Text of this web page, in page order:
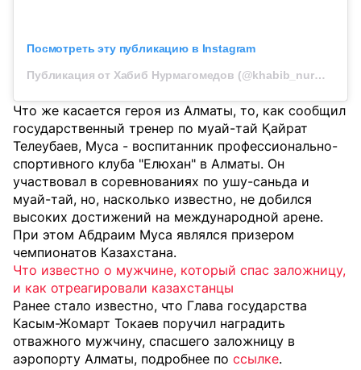
Посмотреть эту публикацию в Instagram
Публикация от Хабиб Нурмагомедов (@khabib_nurmagomedov)
Что же касается героя из Алматы, то, как сообщил
государственный тренер по муай-тай Қайрат
Телеубаев, Муса - воспитанник профессионально-
спортивного клуба "Елюхан" в Алматы. Он
участвовал в соревнованиях по ушу-саньда и
муай-тай, но, насколько известно, не добился
высоких достижений на международной арене.
При этом Абдраим Муса являлся призером
чемпионатов Казахстана.
Что известно о мужчине, который спас заложницу,
и как отреагировали казахстанцы
Ранее стало известно, что Глава государства
Касым-Жомарт Токаев поручил наградить
отважного мужчину, спасшего заложницу в
аэропорту Алматы, подробнее по ссылке.